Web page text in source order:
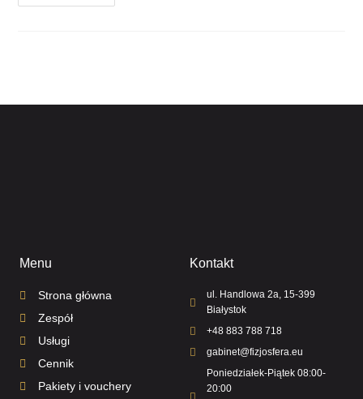
Menu
Strona główna
Zespół
Usługi
Cennik
Pakiety i vouchery
Kontakt
ul. Handlowa 2a, 15-399
Białystok
+48 883 788 718
gabinet@fizjosfera.eu
Poniedziałek-Piątek 08:00-
20:00